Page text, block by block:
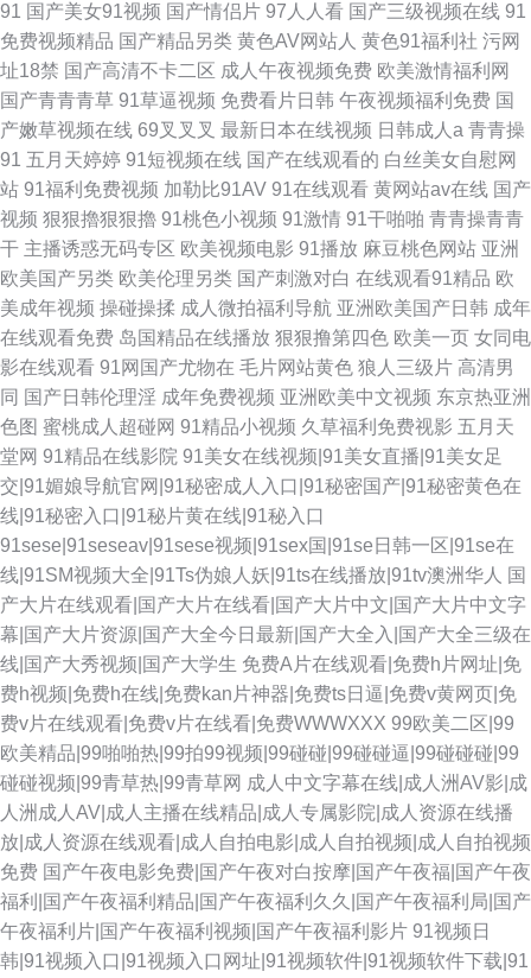
91 国产美女91视频 国产情侣片 97人人看 国产三级视频在线 91
免费视频精品 国产精品另类 黄色AV网站人 黄色91福利社 污网
址18禁 国产高清不卡二区 成人午夜视频免费 欧美激情福利网
国产青青青草 91草逼视频 免费看片日韩 午夜视频福利免费 国
产嫩草视频在线 69叉叉叉 最新日本在线视频 日韩成人a 青青操
91 五月天婷婷 91短视频在线 国产在线观看的 白丝美女自慰网
站 91福利免费视频 加勒比91AV 91在线观看 黄网站av在线 国产
视频 狠狠擼狠狠擼 91桃色小视频 91激情 91干啪啪 青青操青青
干 主播诱惑无码专区 欧美视频电影 91播放 麻豆桃色网站 亚洲
欧美国产另类 欧美伦理另类 国产刺激对白 在线观看91精品 欧
美成年视频 操碰操揉 成人微拍福利导航 亚洲欧美国产日韩 成年
在线观看免费 岛国精品在线播放 狠狠撸第四色 欧美一页 女同电
影在线观看 91网国产尤物在 毛片网站黄色 狼人三级片 高清男
同 国产日韩伦理淫 成年免费视频 亚洲欧美中文视频 东京热亚洲
色图 蜜桃成人超碰网 91精品小视频 久草福利免费视影 五月天
堂网 91精品在线影院 91美女在线视频|91美女直播|91美女足
交|91媚娘导航官网|91秘密成人入口|91秘密国产|91秘密黄色在
线|91秘密入口|91秘片黄在线|91秘入口
91sese|91seseav|91sese视频|91sex国|91se日韩一区|91se在
线|91SM视频大全|91Ts伪娘人妖|91ts在线播放|91tv澳洲华人 国
产大片在线观看|国产大片在线看|国产大片中文|国产大片中文字
幕|国产大片资源|国产大全今日最新|国产大全入|国产大全三级在
线|国产大秀视频|国产大学生 免费A片在线观看|免费h片网址|免
费h视频|免费h在线|免费kan片神器|免费ts日逼|免费v黄网页|免
费v片在线观看|免费v片在线看|免费WWWXXX 99欧美二区|99
欧美精品|99啪啪热|99拍99视频|99碰碰|99碰碰逼|99碰碰碰|99
碰碰视频|99青草热|99青草网 成人中文字幕在线|成人洲AV影|成
人洲成人AV|成人主播在线精品|成人专属影院|成人资源在线播
放|成人资源在线观看|成人自拍电影|成人自拍视频|成人自拍视频
免费 国产午夜电影免费|国产午夜对白按摩|国产午夜福|国产午夜
福利|国产午夜福利精品|国产午夜福利久久|国产午夜福利局|国产
午夜福利片|国产午夜福利视频|国产午夜福利影片 91视频日
韩|91视频入口|91视频入口网址|91视频软件|91视频软件下载|91